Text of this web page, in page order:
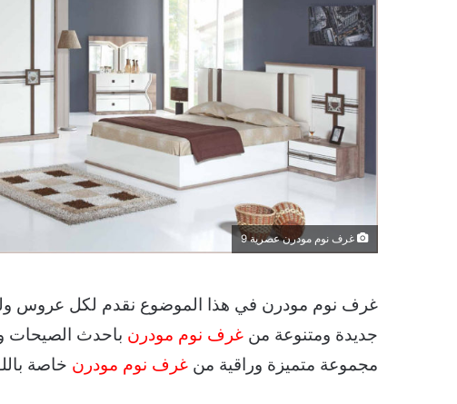
غرف نوم مودرن عصرية 9
غرف نوم مودرن في هذا الموضوع نقدم لكل عروس
جديدة ومتنوعة من غرف نوم مودرن
مجموعة متميزة وراقية من غرف نوم مودرن خاصة